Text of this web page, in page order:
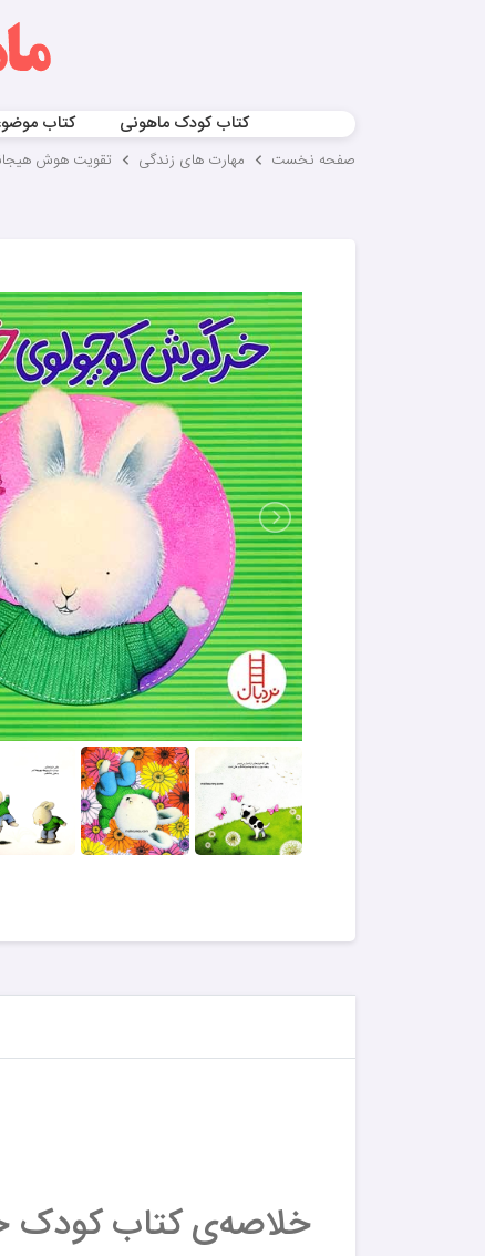
کتاب کودک ماهونی کتاب
صفحه نخست مهارت های زندگی تقویت هوش
خلاصه‌ی کتاب